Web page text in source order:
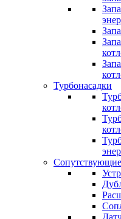
Турбонасадки